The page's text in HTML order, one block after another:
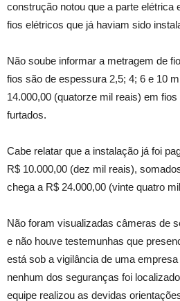
construção notou que a parte elétrica
fios elétricos que já haviam sido
Não soube informar a metragem de
fios são de espessura 2,5; 4; 6 e 10
14.000,00 (quatorze mil reais) em
furtados.
Cabe relatar que a instalação já foi
R$ 10.000,00 (dez mil reais),
chega a R$ 24.000,00 (vinte quatro
Não foram visualizadas câmeras de
e não houve testemunhas que
está sob a vigilância de uma
nenhum dos seguranças foi
equipe realizou as devidas